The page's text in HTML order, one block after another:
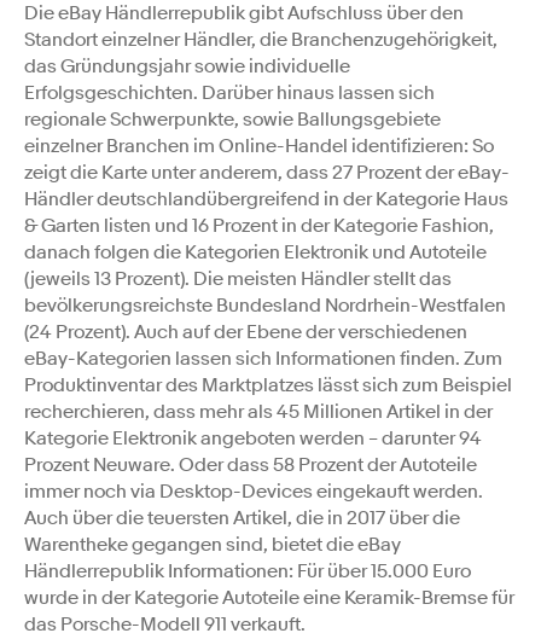
Die eBay Händlerrepublik gibt Aufschluss über den
Standort einzelner Händler, die Branchenzugehörigkeit,
das Gründungsjahr sowie individuelle
Erfolgsgeschichten. Darüber hinaus lassen sich
regionale Schwerpunkte, sowie Ballungsgebiete
einzelner Branchen im Online-Handel identifizieren: So
zeigt die Karte unter anderem, dass 27 Prozent der eBay-
Händler deutschlandübergreifend in der Kategorie Haus
& Garten listen und 16 Prozent in der Kategorie Fashion,
danach folgen die Kategorien Elektronik und Autoteile
(jeweils 13 Prozent). Die meisten Händler stellt das
bevölkerungsreichste Bundesland Nordrhein-Westfalen
(24 Prozent). Auch auf der Ebene der verschiedenen
eBay-Kategorien lassen sich Informationen finden. Zum
Produktinventar des Marktplatzes lässt sich zum Beispiel
recherchieren, dass mehr als 45 Millionen Artikel in der
Kategorie Elektronik angeboten werden – darunter 94
Prozent Neuware. Oder dass 58 Prozent der Autoteile
immer noch via Desktop-Devices eingekauft werden.
Auch über die teuersten Artikel, die in 2017 über die
Warentheke gegangen sind, bietet die eBay
Händlerrepublik Informationen: Für über 15.000 Euro
wurde in der Kategorie Autoteile eine Keramik-Bremse für
das Porsche-Modell 911 verkauft.